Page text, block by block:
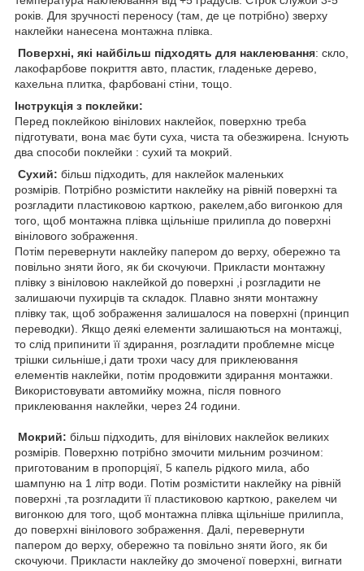
років. Для зручності переносу (там, де це потрібно) зверху
наклейки нанесена монтажна плівка.
Поверхні, які найбільш підходять для наклеювання: скло,
лакофарбове покриття авто, пластик, гладеньке дерево,
кахельна плитка, фарбовані стіни, тощо.
Інструкція з поклейки:
Перед поклейкою вінілових наклейок, поверхню треба
підготувати, вона має бути суха, чиста та обезжирена. Існують
два способи поклейки : сухий та мокрий.
Сухий: більш підходить, для наклейок маленьких
розмірів. Потрібно розмістити наклейку на рівній поверхні та
розгладити пластиковою карткою, ракелем,або вигонкою для
того, щоб монтажна плівка щільніше прилипла до поверхні
вінілового зображення.
Потім перевернути наклейку папером до верху, обережно та
повільно зняти його, як би скочуючи. Прикласти монтажну
плівку з вініловою наклейкой до поверхні ,і розгладити не
залишаючи пухирців та складок. Плавно зняти монтажну
плівку так, щоб зображення залишалося на поверхні (принцип
переводки). Якщо деякі елементи залишаються на монтажці,
то слід припинити її здирання, розгладити проблемне місце
трішки сильніше,і дати трохи часу для приклеювання
елементів наклейки, потім продовжити здирання монтажки.
Використовувати автомийку можна, після повного
приклеювання наклейки, через 24 години.
Мокрий: більш підходить, для вінілових наклейок великих
розмірів. Поверхню потрібно змочити мильним розчином:
приготованим в пропорціяї, 5 капель рідкого мила, або
шампуню на 1 літр води. Потім розмістити наклейку на рівній
поверхні ,та розгладити її пластиковою карткою, ракелем чи
вигонкою для того, щоб монтажна плівка щільніше прилипла,
до поверхні вінілового зображення. Далі, перевернути
папером до верху, обережно та повільно зняти його, як би
скочуючи. Прикласти наклейку до змоченої поверхні, вигнати